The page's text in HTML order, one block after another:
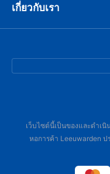
เกี่ยวกับเรา
เว็บไซต์นี้เป็นของและดำเนิ
หอการค้า Leeuwarden ป